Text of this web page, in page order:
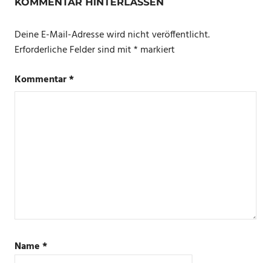
Deine E-Mail-Adresse wird nicht veröffentlicht.
Erforderliche Felder sind mit* markiert
Kommentar*
Name*